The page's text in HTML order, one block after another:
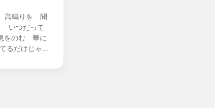
高鳴りを 聞
いつだって
をのむ 華に
るだけじゃ…